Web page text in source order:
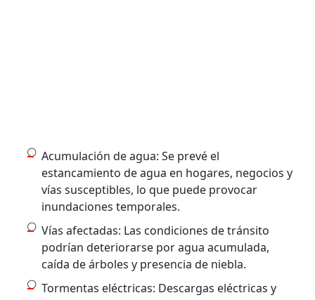
Acumulación de agua: Se prevé el
estancamiento de agua en hogares, negocios y
vías susceptibles, lo que puede provocar
inundaciones temporales.
Vías afectadas: Las condiciones de tránsito
podrían deteriorarse por agua acumulada,
caída de árboles y presencia de niebla.
Tormentas eléctricas: Descargas eléctricas y